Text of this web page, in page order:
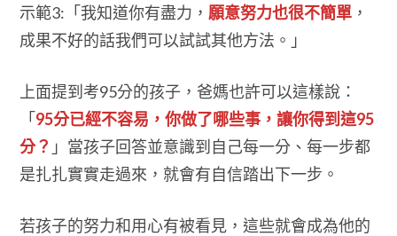
示範3:「我知道你有盡力， 願意努力也很不簡單，
成果不好的話我們可以試試其他方法。」
上面提到考95分的孩子，爸媽也許可以這樣說：
「95分已經不容易，你做了哪些事，讓你得到這95
分？ 」當孩子回答並意識到自己每一分、每一步都
是扎扎實實走過來，就會有自信踏出下一步。
若孩子的努力和用心有被看見，這些就會成為他的